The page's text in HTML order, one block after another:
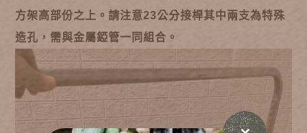
方架高部份之上。請注意23公分接桿其中兩支為特殊
造孔，需與金屬錏管一同組合。